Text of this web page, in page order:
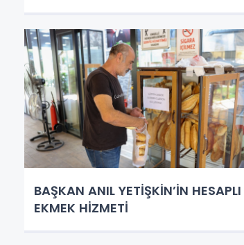
BAŞKAN ANIL YETİŞKİN’İN HESAPLI
EKMEK HİZMETİ